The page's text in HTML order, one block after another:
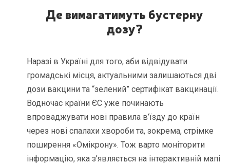
Де вимагатимуть бустерну
дозу?
Наразі в Україні для того, аби відвідувати
громадські місця, актуальними залишаються дві
дози вакцини та “зелений” сертифікат вакцинації.
Водночас країни ЄС уже починають
впроваджувати нові правила в’їзду до країн
через нові спалахи хвороби та, зокрема, стрімке
поширення «Омікрону». Тож варто моніторити
інформацію, яка з’являється на інтерактивній мапі